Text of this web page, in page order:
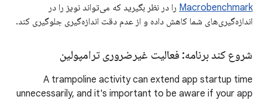
Macrobenchmark را در نظر بگیرید که می‌تواند نویز را در
اندازه‌گیری‌های شما کاهش داده و از عدم دقت اندازه‌گیری جلوگیری کند.
شروع کند برنامه: فعالیت غیرضروری ترامپولین
A trampoline activity can extend app startup time
unnecessarily, and it's important to be aware if your app